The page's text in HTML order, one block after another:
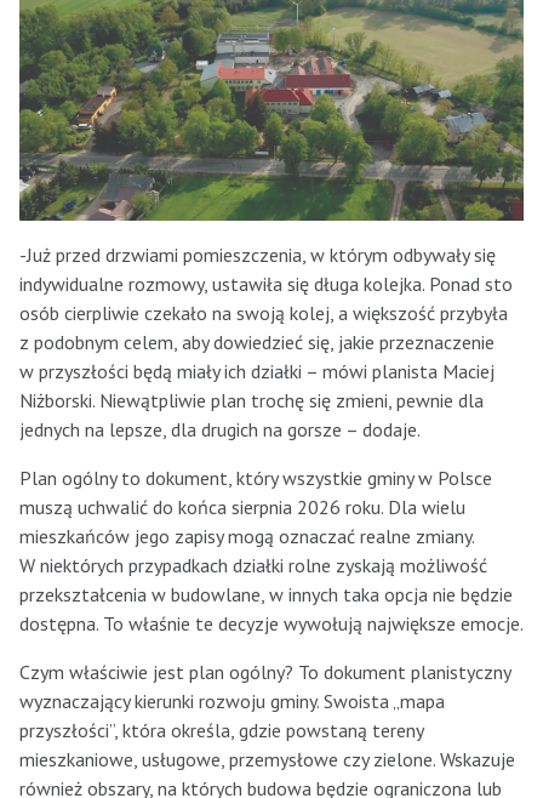
-Już przed drzwiami pomieszczenia, w którym odbywały się
indywidualne rozmowy, ustawiła się długa kolejka. Ponad sto
osób cierpliwie czekało na swoją kolej, a większość przybyła
z podobnym celem, aby dowiedzieć się, jakie przeznaczenie
w przyszłości będą miały ich działki – mówi planista Maciej
Niżborski. Niewątpliwie plan trochę się zmieni, pewnie dla
jednych na lepsze, dla drugich na gorsze – dodaje.
Plan ogólny to dokument, który wszystkie gminy w Polsce
muszą uchwalić do końca sierpnia 2026 roku. Dla wielu
mieszkańców jego zapisy mogą oznaczać realne zmiany.
W niektórych przypadkach działki rolne zyskają możliwość
przekształcenia w budowlane, w innych taka opcja nie będzie
dostępna. To właśnie te decyzje wywołują największe emocje.
Czym właściwie jest plan ogólny? To dokument planistyczny
wyznaczający kierunki rozwoju gminy. Swoista „mapa
przyszłości”, która określa, gdzie powstaną tereny
mieszkaniowe, usługowe, przemysłowe czy zielone. Wskazuje
również obszary, na których budowa będzie ograniczona lub